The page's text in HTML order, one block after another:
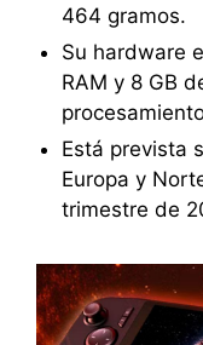
464 gramos.
Su hardware
RAM y 8 GB
Está prevista
Europa y
trimestre de